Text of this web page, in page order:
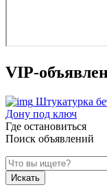
VIP-
Штукатурка
Дону под ключ
Где остановиться
Поиск объявлений
Искать